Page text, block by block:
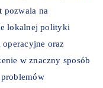
pozwala na
lokalnej polityki
operacyjne oraz
w znaczny sposób